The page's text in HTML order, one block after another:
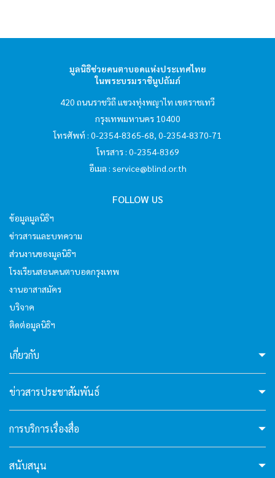
มูลนิธิช่วยคนตาบอดแห่งประเทศไทย
ในพระบรมราชินูปถัมภ์
420 ถนนราชวิถี แขวงทุ่งพญาไท เขตราชเทวี
กรุงเทพมหานคร 10400
โทรศัพท์ : 0-2354-8365-68, 0-2354-8370-71
โทรสาร : 0-2354-8369
อีเมล : service@blind.or.th
FOLLOW US
ข้อมูลมูลนิธิฯ
ข่าวสารและบทความ
ส่วนงานของมูลนิธิฯ
โรงเรียนสอนคนตาบอดกรุงเทพ
งานอาสาสมัคร
บริจาค
ติดต่อมูลนิธิฯ
เกี่ยวกับ
ข่าวสารประชาสัมพันธ์
การบริการเรื่องสื่อ
สนับสนุน
I'm your AI Assistant! Curious about this
website? Ask me anything!
hello3
I'm your AI Assistant! Curious about this
website? Ask me anything!
I'm your AI Assistant! Curious about this
website? Ask me anything!